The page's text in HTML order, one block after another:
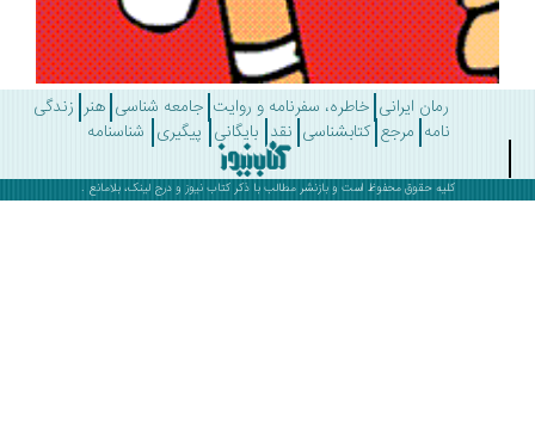
رمان ایرانی خاطره، سفرنامه و روایت جامعه شناسی هنر زندگی
مرجع کتابشناسی نقد بایگانی پیگیری شناسنامه
کلیه حقوق محفوظ است و بازنشر مطالب با ذکرکتاب نیوزو درج لینک، بلامانع .